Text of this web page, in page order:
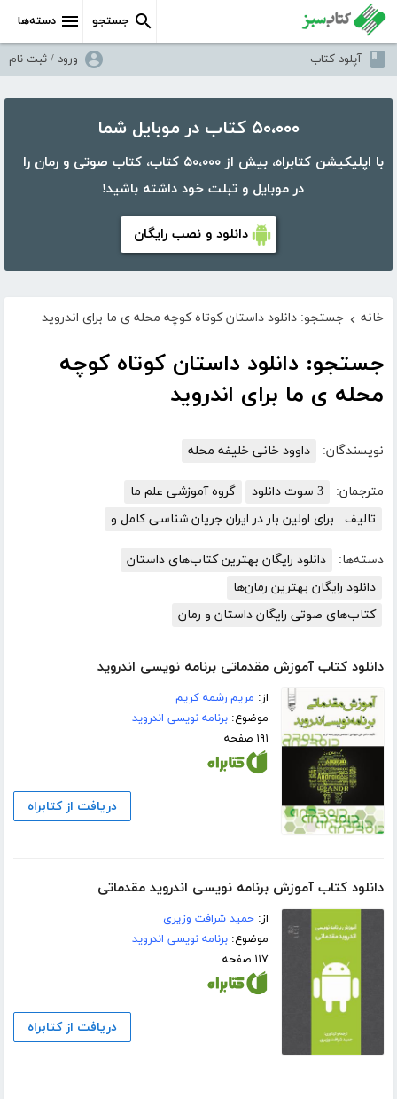
دسته‌ها جستجو
آپلود کتاب ورود / ثبت نام
۵۰،۰۰۰ کتاب در موبایل شما
با اپلیکیشن کتابراه، بیش از ۵۰،۰۰۰ کتاب، کتاب صوتی و رمان را
در موبایل و تبلت خود داشته باشید!
دانلود و نصب رایگان
خانه › جستجو: دانلود داستان کوتاه کوچه محله ی ما برای اندروید
جستجو: دانلود داستان کوتاه کوچه
محله ی ما برای اندروید
نویسندگان: داوود خانی خلیفه محله
مترجمان: 3 سوت دانلود
گروه آموزشی علم ما
تالیف . برای اولین بار در ایران جریان شناسی کامل و
دسته‌ها:
دانلود رایگان بهترین کتاب‌های داستان
دانلود رایگان بهترین رمان‌ها
کتاب‌های صوتی رایگان داستان و رمان
دانلود کتاب آموزش مقدماتی برنامه نویسی اندروید
از: مریم رشمه کریم
موضوع:برنامه نویسی اندروید
۱۹۱ صفحه
دریافت از کتابراه
دانلود کتاب آموزش برنامه نویسی اندروید مقدماتی
از:حمید شرافت وزیری
موضوع:برنامه نویسی اندروید
۱۱۷ صفحه
دریافت از کتابراه